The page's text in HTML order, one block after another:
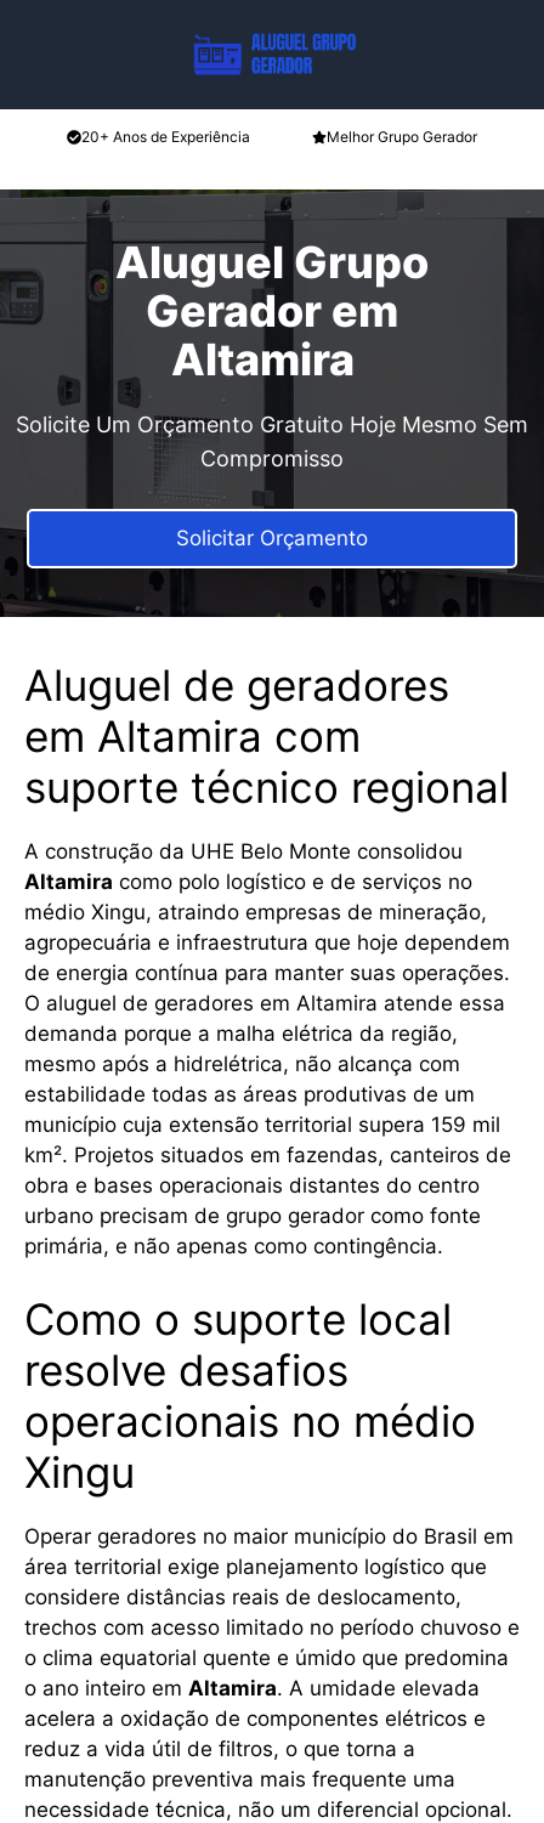
conteúdo
20+ Anos de Experiência Melhor Grupo Gerador
Aluguel Grupo
Gerador em
Altamira
Solicite Um Orçamento Gratuito Hoje Mesmo Sem
Compromisso
Solicitar Orçamento
Aluguel de geradores
em Altamira com
suporte técnico regional
A construção da UHE Belo Monte consolidou
Altamira como polo logístico e de serviços no
médio Xingu, atraindo empresas de mineração,
agropecuária e infraestrutura que hoje dependem
de energia contínua para manter suas operações.
O aluguel de geradores em Altamira atende essa
demanda porque a malha elétrica da região,
mesmo após a hidrelétrica, não alcança com
estabilidade todas as áreas produtivas de um
município cuja extensão territorial supera 159 mil
km². Projetos situados em fazendas, canteiros de
obra e bases operacionais distantes do centro
urbano precisam de grupo gerador como fonte
primária, e não apenas como contingência.
Como o suporte local
resolve desafios
operacionais no médio
Xingu
Operar geradores no maior município do Brasil em
área territorial exige planejamento logístico que
considere distâncias reais de deslocamento,
trechos com acesso limitado no período chuvoso e
o clima equatorial quente e úmido que predomina
o ano inteiro em Altamira. A umidade elevada
acelera a oxidação de componentes elétricos e
reduz a vida útil de filtros, o que torna a
manutenção preventiva mais frequente uma
necessidade técnica, não um diferencial opcional.